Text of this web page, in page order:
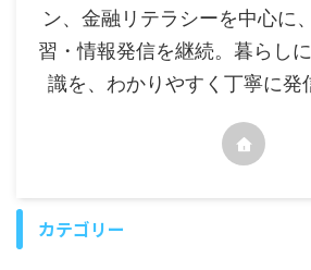
ン、金融リテラシーを中心に
習・情報発信を継続。暮らし
識を、わかりやすく丁寧に発
カテゴリー